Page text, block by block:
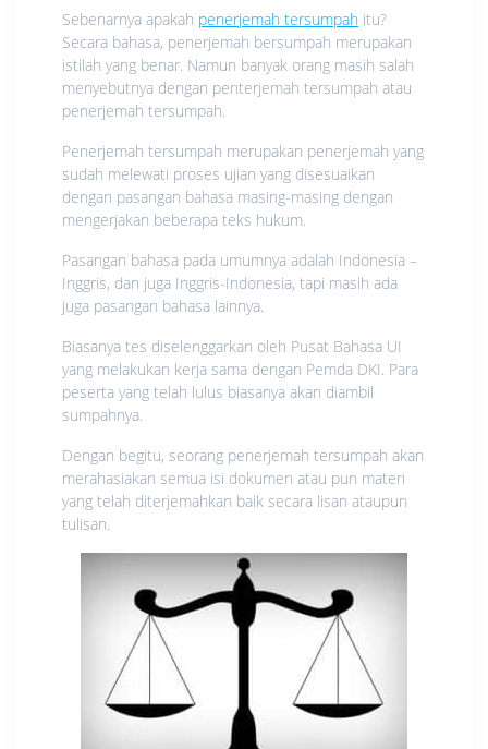
Sebenarnya apakah penerjemah tersumpah itu?
Secara bahasa, penerjemah bersumpah merupakan
istilah yang benar. Namun banyak orang masih salah
menyebutnya dengan penterjemah tersumpah atau
penerjemah tersumpah.
Penerjemah tersumpah merupakan penerjemah yang
sudah melewati proses ujian yang disesuaikan
dengan pasangan bahasa masing-masing dengan
mengerjakan beberapa teks hukum.
Pasangan bahasa pada umumnya adalah Indonesia –
Inggris, dan juga Inggris-Indonesia, tapi masih ada
juga pasangan bahasa lainnya.
Biasanya tes diselenggarkan oleh Pusat Bahasa UI
yang melakukan kerja sama dengan Pemda DKI. Para
peserta yang telah lulus biasanya akan diambil
sumpahnya.
Dengan begitu, seorang penerjemah tersumpah akan
merahasiakan semua isi dokumen atau pun materi
yang telah diterjemahkan baik secara lisan ataupun
tulisan.